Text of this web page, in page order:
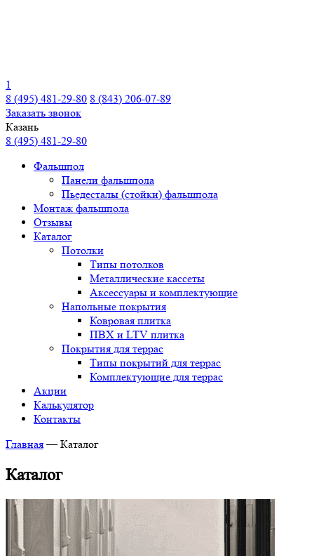
1
8 (495) 481-29-80 8 (843) 206-07-89
Заказать звонок
Казань
8 (495) 481-29-80
Фальшпол
Панели фальшпола
Пьедесталы (стойки) фальшпола
Монтаж фальшпола
Отзывы
Каталог
Потолки
Типы потолков
Металлические кассеты
Аксессуары и комплектующие
Напольные покрытия
Ковровая плитка
ПВХ и LTV плитка
Покрытия для террас
Типы покрытий для террас
Комплектующие для террас
Акции
Калькулятор
Контакты
Главная — Каталог
Каталог